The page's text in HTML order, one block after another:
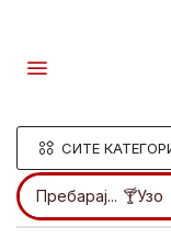
СИТЕ
Пребарај...